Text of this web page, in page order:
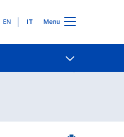
Lingue
EN IT Menu